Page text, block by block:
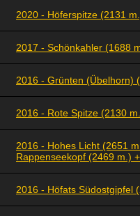
2020 - Höferspitze (2131
2017 - Schönkahler (1688
2016 - Grünten (Übelhorn)
2016 - Rote Spitze (2130
2016 - Hohes Licht (2651
Rappenseekopf (2469 m.)
2016 - Höfats Südostgipfel